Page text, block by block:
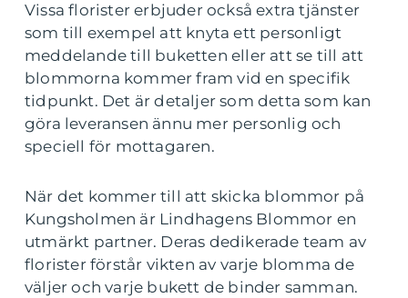
Vissa florister erbjuder också extra tjänster
som till exempel att knyta ett personligt
meddelande till buketten eller att se till att
blommorna kommer fram vid en specifik
tidpunkt. Det är detaljer som detta som kan
göra leveransen ännu mer personlig och
speciell för mottagaren.
När det kommer till att skicka blommor på
Kungsholmen är Lindhagens Blommor en
utmärkt partner. Deras dedikerade team av
florister förstår vikten av varje blomma de
väljer och varje bukett de binder samman.